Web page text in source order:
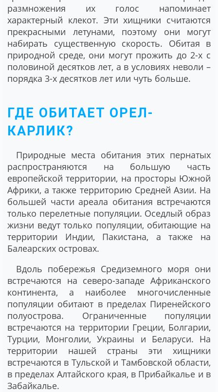
размножения их голос напоминает
характерный клекот. Эти хищники считаются
прекрасными летунами, поэтому они могут
набирать существенную скорость. Обитая в
природной среде, они могут прожить до 2-х с
половиной десятков лет, а в условиях неволи –
порядка 3-х десятков лет или чуть больше.
ГДЕ ОБИТАЕТ ОРЕЛ-
КАРЛИК?
Природные места обитания этих пернатых
распространяются на большую часть
европейской территории, на просторы Южной
Африки, а также территорию Средней Азии. На
большей части ареала обитания встречаются
только перелетные популяции. Оседлый образ
жизни ведут только популяции, обитающие на
территории Индии, Пакистана, а также на
Балеарских островах.
Вдоль побережья Средиземного моря они
встречаются на северо-западе Африканского
континента, а наиболее многочисленные
популяции обитают в пределах Пиренейского
полуострова. Ограниченные популяции
встречаются на территории Греции, Болгарии,
Турции, Монголии, Украины и Беларуси. На
территории нашей страны эти хищники
встречаются в Тульской и Тамбовской области,
в пределах Алтайского края, в Прибайкалье и в
Забайкалье.